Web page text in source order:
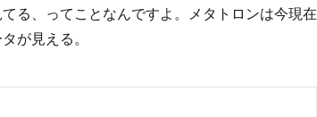
る、ってことなんですよ。メタトロンは今現在
が見える。